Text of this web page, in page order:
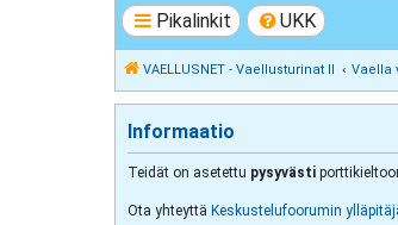
Pikalinkit UKK
VAELLUSNET - Vaellusturinat II Vaella
Informaatio
Teidät on asetettu pysyvästi
Ota yhteyttä Keskustelufoorumin